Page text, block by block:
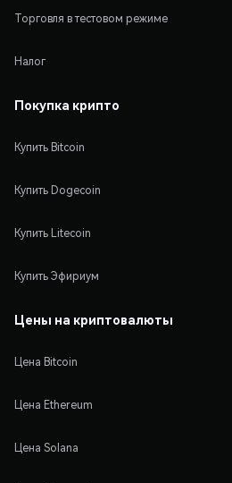
Торговля в тестовом режиме
Налог
Покупка крипто
Купить Bitcoin
Купить Dogecoin
Купить Litecoin
Купить Эфириум
Цены на криптовалюты
Цена Bitcoin
Цена Ethereum
Цена Solana